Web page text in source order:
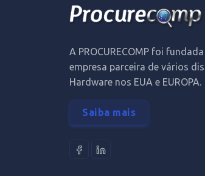
A PROCURECOMP foi
empresa parceira de vários
Hardware nos EUA e EUROPA.
Saiba mais